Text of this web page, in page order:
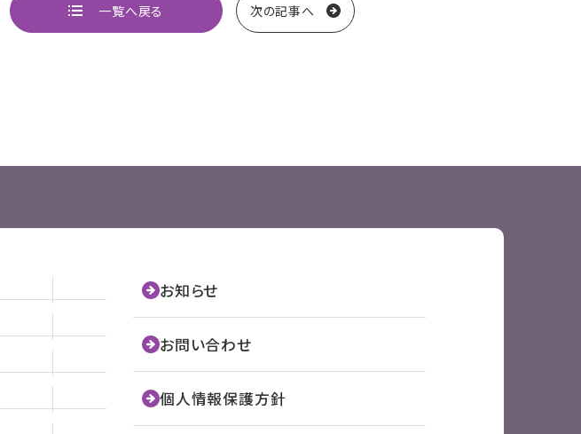
ページ送り
一覧へ戻る 次の記事へ
お知らせ
お問い合わせ
個人情報保護方針